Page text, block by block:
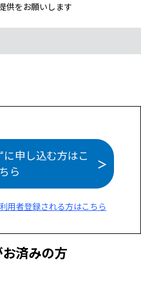
供をお願いします
申し込む方はこ
ちら
利用者登録される方はこちら
済みの方